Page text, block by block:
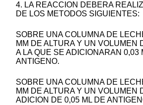
4. LA REACCION DEBERA
DE LOS METODOS SIGUIENTES:
SOBRE UNA COLUMNA DE
MM DE ALTURA Y UN VOLUMEN
A LA QUE SE ADICIONARAN 0,03
ANTIGENO.
SOBRE UNA COLUMNA DE
MM DE ALTURA Y UN VOLUMEN
ADICION DE 0,05 ML DE